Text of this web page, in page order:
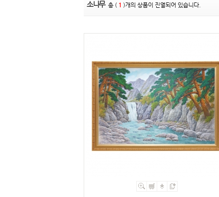
소나무총 ( 1 )개의 상품이 진열되어 있습니다.